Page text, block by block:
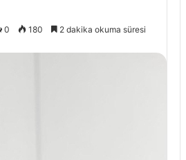
0 180 2 dakika okuma süresi